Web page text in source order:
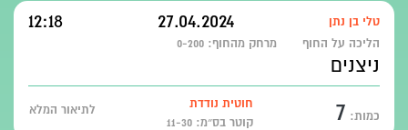
טלי בן נתן 27.04.2024
12:18
הליכה על החוף מרחק מהחוף: 0-200
ניצנים
כמות: 7
חוטית נודדת
קוטר בס״מ: 11-30
לתיאור המלא